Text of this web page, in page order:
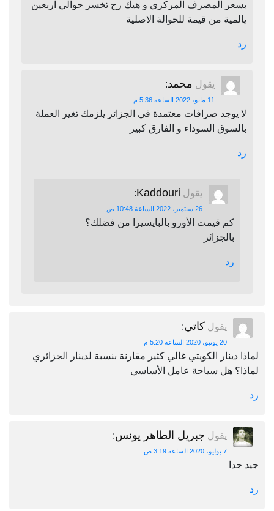
بسعر المصرف المركزي و هيك رح تخسر حوالي اربعين
يالمية من قيمة للحوالة الاصلية
رد
يقول محمد:
11 مايو، 2022 الساعة 5:36 م
لا يوجد صرافات معتمدة في الجزائر يلزمك تغير العملة
بالسوق السوداء و الفارق كبير
رد
يقول Kaddouri
:
26 سبتمبر، 2022 الساعة 10:48 ص
كم قيمت الأورو بالبايسيرا من فضلك؟
بالجزائر
رد
يقول كاتي:
20 يونيو، 2020 الساعة 5:20 م
لماذا دينار الكويتي غالي كثير مقارنة بنسبة لدينار الجزائري
لماذا؟ هل سياحة عامل الأساسي
رد
يقول جبريل الطاهر يونس:
7 يوليو، 2020 الساعة 3:19 ص
جيد جدا
رد